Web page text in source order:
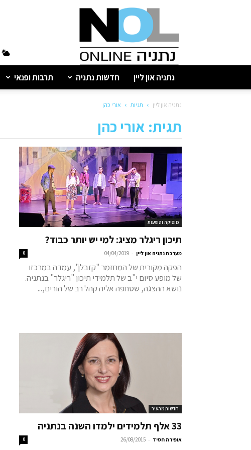
נתניה
נתניה און ליין חדשות נתניה תרבות ופנאי
נתניה און ליין תגיות אורי כהן
תגית: אורי כהן
מוסיקה והופעות
תיכון ריגלר מציג: למי יש יותר כבוד?
מערכת נתניה און ליין -
04/04/2019
0
הפקה מקורית של המחזמר "קזבלן", עמדה במרכזו
של מופע סיום י"ב של תלמידי תיכון "ריגלר" בנתניה.
נושא ההצגה, שסחפה אליה קהל רב של הורים,...
חדשות מהעיר
33 אלף תלמידים ילמדו השנה בנתניה
אופירה חסיד -
26/08/2015
0